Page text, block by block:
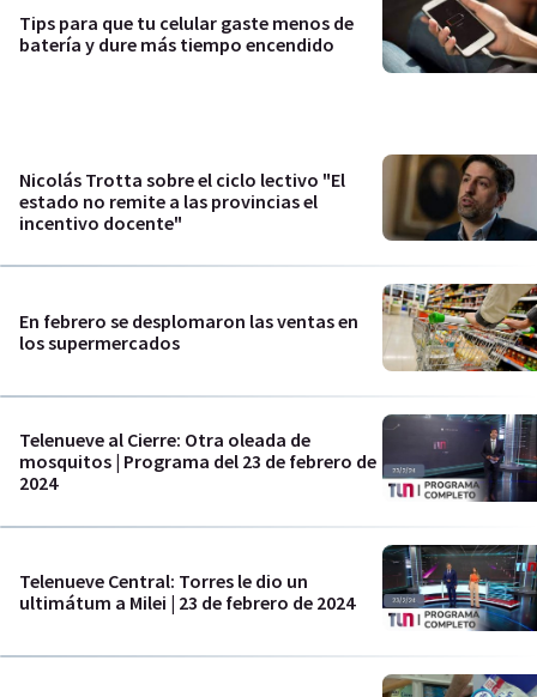
Tips para que tu celular gaste menos de
batería y dure más tiempo encendido
Nicolás Trotta sobre el ciclo lectivo "El
estado no remite a las provincias el
incentivo docente"
En febrero se desplomaron las ventas en
los supermercados
Telenueve al Cierre: Otra oleada de
mosquitos | Programa del 23 de febrero de
2024
Telenueve Central: Torres le dio un
ultimátum a Milei | 23 de febrero de 2024